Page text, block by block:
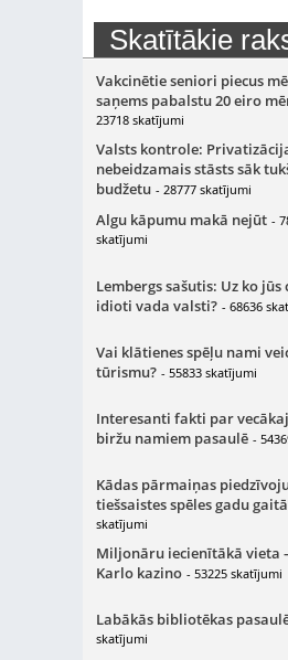
Skatītākie
Vakcinētie seniori piecus
saņems pabalstu 20 eiro
23718 skatījumi
Valsts kontrole:
nebeidzamais stāsts sāk
budžetu - 28777 skatījumi
Algu kāpumu makā nejūt -
skatījumi
Lembergs sašutis: Uz ko jūs
idioti vada valsti? - 68636
Vai klātienes spēļu nami
tūrismu? - 55833 skatījumi
Interesanti fakti par
biržu namiem pasaulē -
Kādas pārmaiņas
tiešsaistes spēles gadu
skatījumi
Miljonāru iecienītākā vieta
Karlo kazino - 53225 skatījumi
Labākās bibliotēkas
skatījumi